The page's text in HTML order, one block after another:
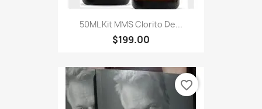
50ML Kit MMS Clorito De...
$199.00
favorite_border